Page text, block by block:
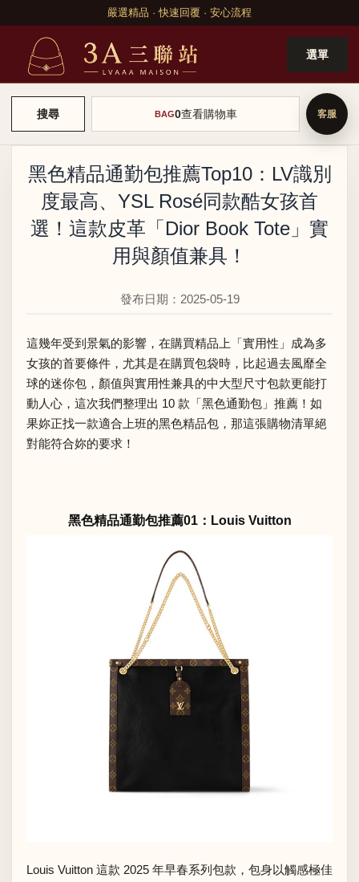
嚴選精品 · 快速回覆 · 安心流程
選單
搜尋 BAG0查看購物車
黑色精品通勤包推薦Top10：LV識別
度最高、YSL Rosé同款酷女孩首
選！這款皮革「Dior Book Tote」實
用與顏值兼具！
發布日期：2025-05-19
這幾年受到景氣的影響，在購買精品上「實用性」成為多
女孩的首要條件，尤其是在購買包袋時，比起過去風靡全
球的迷你包，顏值與實用性兼具的中大型尺寸包款更能打
動人心，這次我們整理出 10 款「黑色通勤包」推薦！如
果妳正找一款適合上班的黑色精品包，那這張購物清單絕
對能符合妳的要求！
黑色精品通勤包推薦01：Louis Vuitton
Louis Vuitton 這款 2025 年早春系列包款，包身以觸感極佳